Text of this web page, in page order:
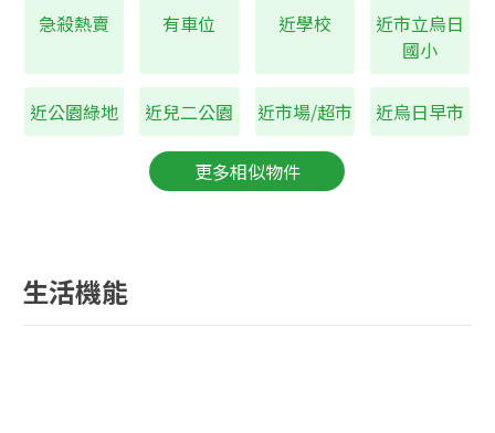
近超市
烏日早市
急殺熱賣 有車位 近學校
近市立烏日
國小
近公園綠地 近兒二公園 近市場/超市 近烏日早市
更多相似物件
生活機能